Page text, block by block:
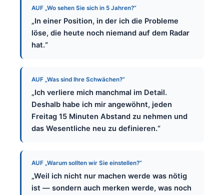
AUF „Wo sehen Sie sich in 5 Jahren?“
„In einer Position, in der ich die Probleme
löse, die heute noch niemand auf dem Radar
hat.“
AUF „Was sind Ihre Schwächen?“
„Ich verliere mich manchmal im Detail.
Deshalb habe ich mir angewöhnt, jeden
Freitag 15 Minuten Abstand zu nehmen und
das Wesentliche neu zu definieren.“
AUF „Warum sollten wir Sie einstellen?“
„Weil ich nicht nur machen werde was nötig
ist — sondern auch merken werde, was noch